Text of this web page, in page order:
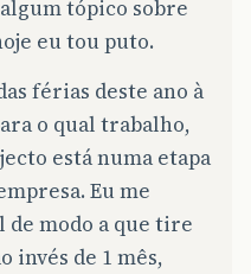
tópico sobre
eu tou puto.
férias deste ano à
o qual trabalho,
está numa etapa
Eu me
de modo a que tire
invés de 1 mês,